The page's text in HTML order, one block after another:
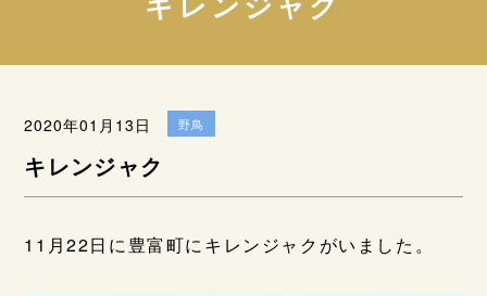
2020年01月13日 野鳥
キレンジャク
11月22日に豊富町にキレンジャクがいました。